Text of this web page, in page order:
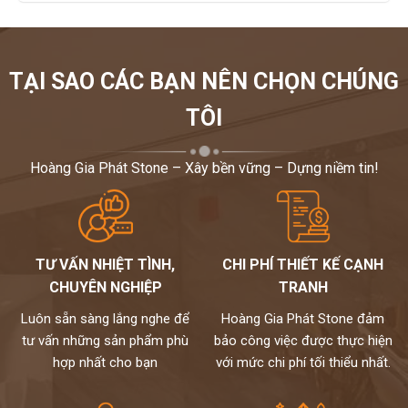
TẠI SAO CÁC BẠN NÊN CHỌN CHÚNG
TÔI
Hoàng Gia Phát Stone – Xây bền vững – Dựng niềm tin!
TƯ VẤN NHIỆT TÌNH,
CHUYÊN NGHIỆP
Luôn sẵn sàng lắng nghe để
tư vấn những sản phẩm phù
hợp nhất cho bạn
CHI PHÍ THIẾT KẾ CẠNH
TRANH
Hoàng Gia Phát Stone đảm
bảo công việc được thực hiện
với mức chi phí tối thiểu nhất.